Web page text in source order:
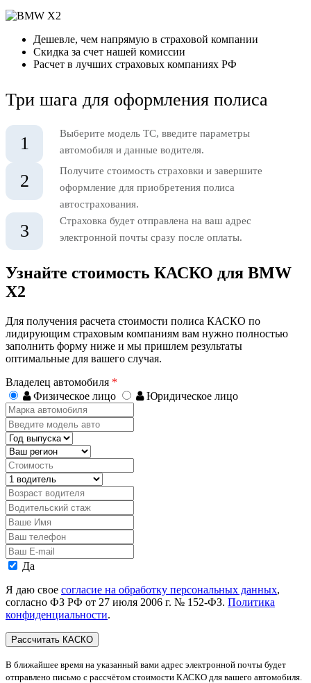
Дешевле, чем напрямую в страховой компании
Скидка за счет нашей комиссии
Расчет в лучших страховых компаниях РФ
Три шага для оформления полиса
1
Выберите модель ТС, введите параметры
автомобиля и данные водителя.
2
Получите стоимость страховки и завершите
оформление для приобретения полиса
автострахования.
3
Страховка будет отправлена на ваш адрес
электронной почты сразу после оплаты.
Узнайте стоимость КАСКО для BMW
X2
Для получения расчета стоимости полиса КАСКО по
лидирующим страховым компаниям вам нужно полностью
заполнить форму ниже и мы пришлем результаты
оптимальные для вашего случая.
Владелец автомобиля *
Физическое лицо
Юридическое лицо
Марка
автомобиля
Введите
модель
авто
Год
выпуска
Регион
Стоимость,
руб.
Водитель
Возраст
водителя
Водительский
стаж
Ваше
Имя
Ваш
телефон
Ваш
E-
mail
Персональные
Да
Я даю свое согласие на обработку персональных данных,
согласно ФЗ РФ от 27 июля 2006 г. № 152-ФЗ. Политика
конфиденциальности.
В ближайшее время на указанный вами адрес электронной почты будет
отправлено письмо с рассчётом стоимости КАСКО для вашего автомобиля.